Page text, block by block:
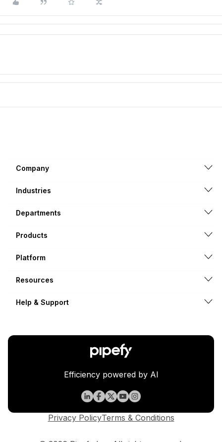
Company
Industries
Departments
Products
Platform
Resources
Help & Support
Efficiency powered by AI
Privacy PolicyTerms & Conditions